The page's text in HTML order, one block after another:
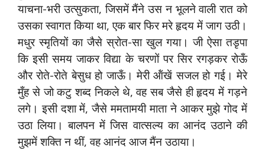
याचना-भरी उत्सुकता, जिसमें मैंने उस न भूलने वाली रात को
उसका स्वागत किया था, एक बार फिर मरे हृदय में जाग उठी।
मधुर स्मृतियों का जैसे स्रोत-सा खुल गया। जी ऐसा तडृपा
कि इसी समय जाकर विद्या के चरणों पर सिर रगड़कर रोऊँ
और रोते-रोते बेसुध हो जाऊँ। मेरी ऑंखें सजल हो गई। मेरे
मुँह से जो कटु शब्द निकले थे, वह सब जैसे ही हृदय में गड़ने
लगे। इसी दशा में, जैसे ममतामयी माता ने आकर मुझे गोद में
उठा लिया। बालपन में जिस वात्सल्य का आनंद उठाने की
मुझमें शक्ति न थीं, वह आनंद आज मैंन उठाया।